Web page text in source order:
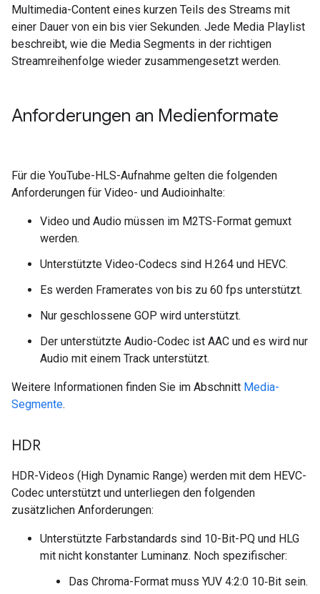
Multimedia-Content eines kurzen Teils des Streams mit
einer Dauer von ein bis vier Sekunden. Jede Media Playlist
beschreibt, wie die Media Segments in der richtigen
Streamreihenfolge wieder zusammengesetzt werden.
Anforderungen an Medienformate
Für die YouTube-HLS-Aufnahme gelten die folgenden
Anforderungen für Video- und Audioinhalte:
Video und Audio müssen im M2TS-Format gemuxt
werden.
Unterstützte Video-Codecs sind H.264 und HEVC.
Es werden Framerates von bis zu 60 fps unterstützt.
Nur geschlossene GOP wird unterstützt.
Der unterstützte Audio-Codec ist AAC und es wird nur
Audio mit einem Track unterstützt.
Weitere Informationen finden Sie im Abschnitt Media-
Segmente.
HDR
HDR-Videos (High Dynamic Range) werden mit dem HEVC-
Codec unterstützt und unterliegen den folgenden
zusätzlichen Anforderungen:
Unterstützte Farbstandards sind 10-Bit-PQ und HLG
mit nicht konstanter Luminanz. Noch spezifischer:
Das Chroma-Format muss YUV 4:2:0 10‑Bit sein.